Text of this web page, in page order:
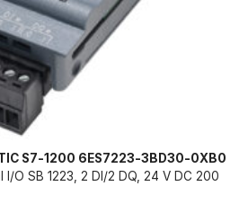
S7-1200 6ES7223-3BD30-0XB0
I/O SB 1223, 2 DI/2 DQ, 24 V DC 200